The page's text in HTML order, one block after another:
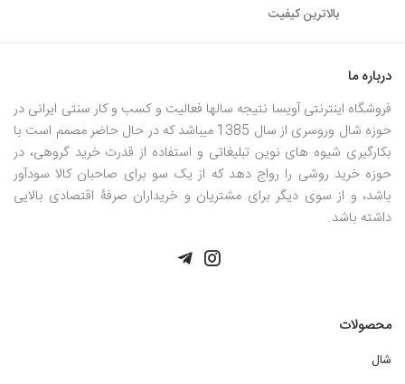
بالاترین کیفیت
درباره ما
فروشگاه اینترنتی آویسا نتیجه سالها فعالیت و کسب و کار سنتی ایرانی در
حوزه شال وروسری از سال 1385 میباشد که در حال حاضر مصمم است با
بکارگیری شیوه های نوین تبلیغاتی و استفاده از قدرت خرید گروهی، در
حوزه خرید روشی را رواج دهد که از یک سو برای صاحبان کالا سودآور
باشد، و از سوی دیگر برای مشتریان و خریداران صرفۀ اقتصادی بالایی
داشته باشد.
محصولات
شال